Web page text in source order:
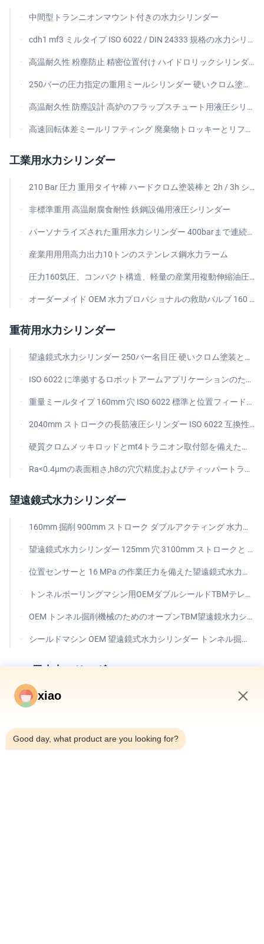
中間型トランニオンマウント付きの水力シリンダー
cdh1 mf3 ミルタイプ ISO 6022 / DIN 24333 規格の水力シリンダー,180Mmの穴と140Mmの棒,mf3ヘッドの長方形フレンズ
高温耐久性 粉塵防止 精密位置付け ハイドロリックシリンダー
250バーの圧力指定の重用ミールシリンダー 硬いクロム塗装ピストン棒 ISO 6022 DIN 24333規格に準拠
高温耐久性 防塵設計 高炉のフラップスチュート用液圧シリンダー 位置位置精度
高速回転体差ミールリフティング 廃棄物トロッキーとリフティングプラットフォームのための水力シリンダー
工業用水力シリンダー
210 Bar 圧力 重用タイヤ棒 ハードクロム塗装棒と 2h / 3h シリーズ互換性のある水力シリンダー
非標準重用 高温耐腐食耐性 鉄鋼設備用液圧シリンダー
パーソナライズされた重用水力シリンダー 400barまで連続高圧,ピストン棒移動速度 ≤4m/S,作業温度 -41°C~110°C
産業用用用高力出力10トンのステンレス鋼水力ラーム
圧力160気圧、コンパクト構造、軽量の産業用複動伸縮油圧シリンダ
オーダーメイド OEM 水力プロパショナルの救助バルブ 160 L/Min の流量率と21 Bar の圧力
重荷用水力シリンダー
望遠鏡式水力シリンダー 250バー名目圧 硬いクロム塗装とmt4 トリニオンマウント
ISO 6022 に準拠するロボットアームアプリケーションのための250バーの動作圧と3100Mmのストロークを持つ望遠鏡式水力シリンダー
重量ミールタイプ 160mm 穴 ISO 6022 標準と位置フィードバック
2040mm ストロークの長筋液圧シリンダー ISO 6022 互換性のある二重作用差点設計
硬質クロムメッキロッドとmt4トラニオン取付部を備えた多段伸縮油圧シリンダ
Ra<0.4μmの表面粗さ,h8の穴穴精度,およびティッパートラックリフティングのためのカスタマイズ可能な最大圧力を持つ望遠鏡式水力シリンダー
望遠鏡式水力シリンダー
160mm 掘削 900mm ストローク ダブルアクティング 水力シリンダー エンジニアリング 重機械用オイルシリンダー
望遠鏡式水力シリンダー 125mm 穴 3100mm ストロークと 250 Bar 作業圧力 重用アプリケーション
位置センサーと 16 MPa の作業圧力を備えた望遠鏡式水力シリンダー
トンネルボーリングマシン用OEMダブルシールドTBMテレスコピック油圧シリンダー
OEM トンネル掘削機械のためのオープンTBM望遠鏡水力シリンダー
シールドマシン OEM 望遠鏡式水力シリンダー トンネル掘削機械
OEM用水力シリンダー
耐磨耐腐食性セラミックピストン棒 液圧シリンダー用
機械と金属工学の高熱移動性のある重用単作用液圧ホース組
xiao
Good day, what product are you looking for?